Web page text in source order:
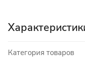
Категория товаров